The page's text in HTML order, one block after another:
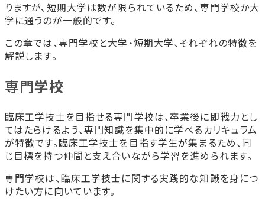
りますが、短期大学は数が限られているため、専門学校か大
学に通うのが一般的です。
この章では、専門学校と大学・短期大学、それぞれの特徴を
解説します。
専門学校
臨床工学技士を目指せる専門学校は、卒業後に即戦力とし
てはたらけるよう、専門知識を集中的に学べるカリキュラム
が特徴です。臨床工学技士を目指す学生が集まるため、同
じ目標を持つ仲間と支え合いながら学習を進められます。
専門学校は、臨床工学技士に関する実践的な知識を身につ
けたい方に向いています。